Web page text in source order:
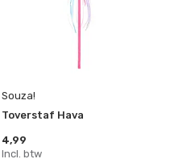
Souza!
Toverstaf Hava
4,99
Incl. btw